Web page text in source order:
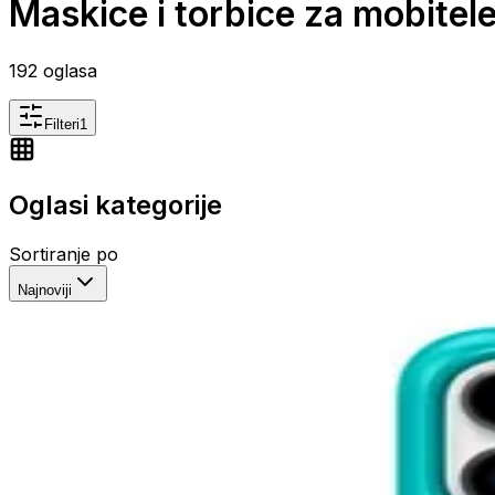
Maskice i torbice za
192 oglasa
Filteri1
Oglasi kategorije
Sortiranje po
Najnoviji